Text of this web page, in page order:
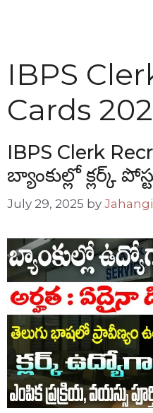
IBPS
Cards
IBPS Clerk
బ్యాంకుల్లో క్లర్క్
July 29, 2025 by